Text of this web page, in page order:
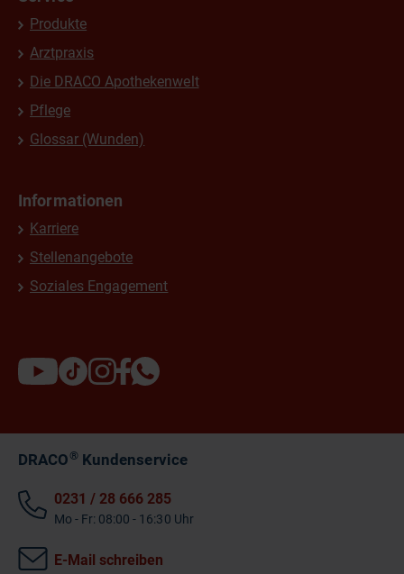
Produkte
Arztpraxis
Die DRACO Apothekenwelt
Pflege
Glossar (Wunden)
Informationen
Karriere
Stellenangebote
Soziales Engagement
DRACO®Kundenservice
0231 / 28 666 285
Mo - Fr: 08:00 - 16:30 Uhr
E-Mail schreiben